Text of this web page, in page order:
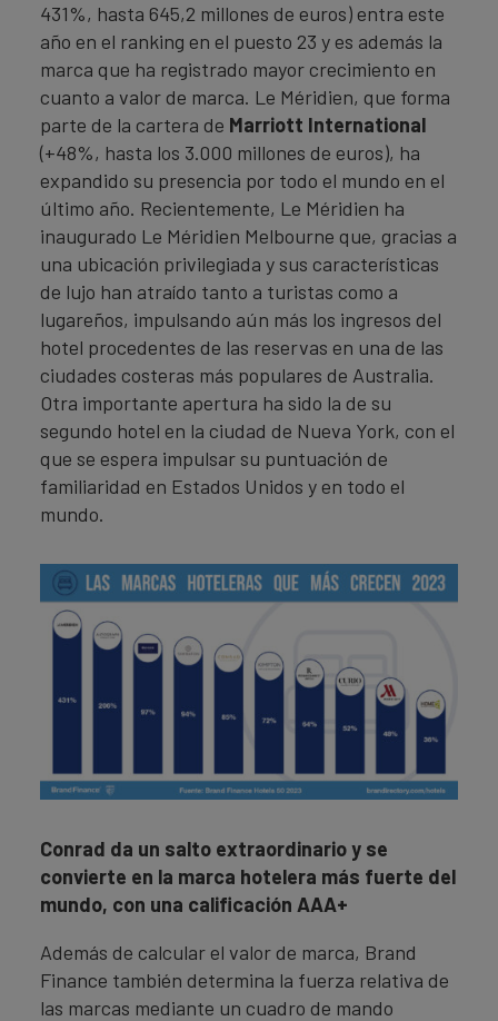
431%, hasta 645,2 millones de euros) entra este
año en el ranking en el puesto 23 y es además la
marca que ha registrado mayor crecimiento en
cuanto a valor de marca. Le Méridien, que forma
parte de la cartera de Marriott International
(+48%, hasta los 3.000 millones de euros), ha
expandido su presencia por todo el mundo en el
último año. Recientemente, Le Méridien ha
inaugurado Le Méridien Melbourne que, gracias a
una ubicación privilegiada y sus características
de lujo han atraído tanto a turistas como a
lugareños, impulsando aún más los ingresos del
hotel procedentes de las reservas en una de las
ciudades costeras más populares de Australia.
Otra importante apertura ha sido la de su
segundo hotel en la ciudad de Nueva York, con el
que se espera impulsar su puntuación de
familiaridad en Estados Unidos y en todo el
mundo.
Conrad da un salto extraordinario y se
convierte en la marca hotelera más fuerte del
mundo, con una calificación AAA+
Además de calcular el valor de marca, Brand
Finance también determina la fuerza relativa de
las marcas mediante un cuadro de mando